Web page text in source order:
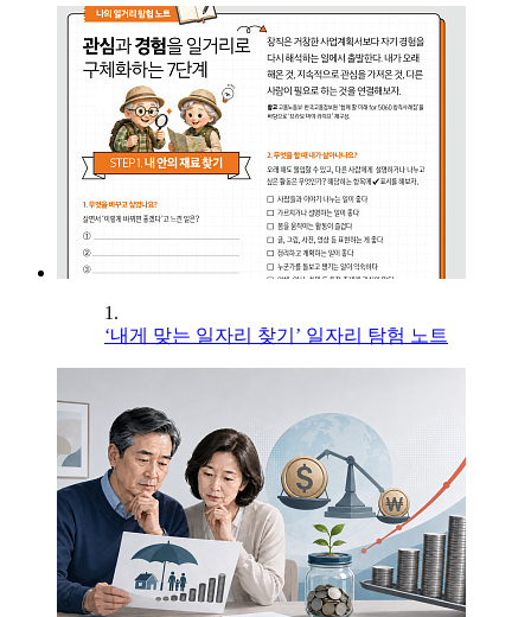
1.
‘내게 맞는 일자리 찾기’ 일자리 탐험 노트